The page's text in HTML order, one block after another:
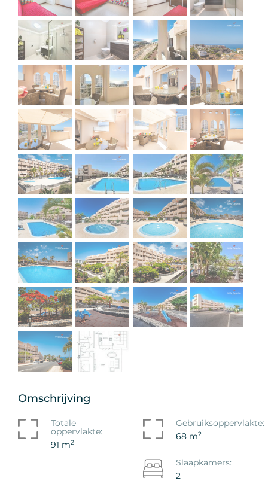
Omschrijving
Totale
oppervlakte:
91 m2
Gebruiksoppervlakte:
68 m2
Slaapkamers:
2